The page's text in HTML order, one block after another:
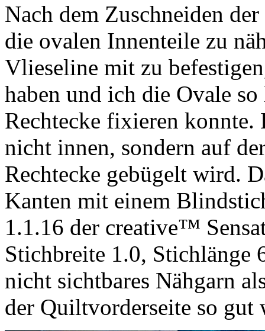
Nach dem Zuschneiden
die ovalen Innenteile zu
Vlieseline mit zu
haben und ich die Ovale
Rechtecke fixieren
nicht innen, sondern auf
Rechtecke gebügelt wird.
Kanten mit einem
1.1.16 der creative™
Stichbreite 1.0, Stichlänge
nicht sichtbares Nähgarn
der Quiltvorderseite so gut